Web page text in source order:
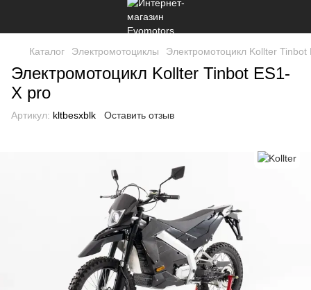
Каталог Электромотоциклы Электромотоцикл Kollter Tinbot
Электромотоцикл Kollter Tinbot ES1-
X pro
Артикул: kltbesxblk Оставить отзыв